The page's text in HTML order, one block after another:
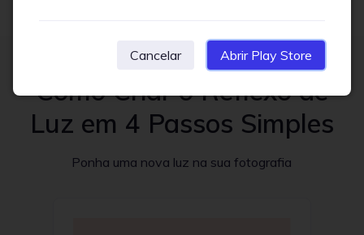
Como Criar o Reflexo de
Luz em 4 Passos Simples
Ponha uma nova luz na sua fotografia
Cancelar Abrir Play Store